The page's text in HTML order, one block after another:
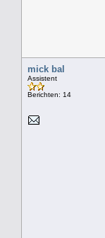
mick bal
Assistent
Berichten: 14